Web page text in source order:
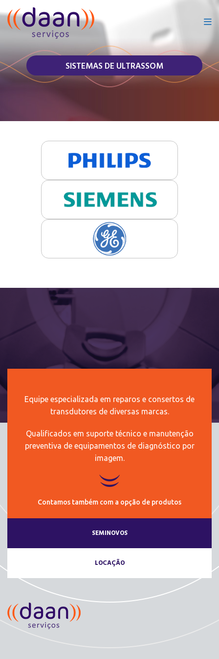
SISTEMAS DE ULTRASSOM
Philips
Siemens
GE
Equipe especializada em reparos e consertos de
transdutores de diversas marcas.
Qualificados em suporte técnico e manutenção
preventiva de equipamentos de diagnóstico por
imagem.
Contamos também com a opção de produtos
SEMINOVOS
LOCAÇÃO